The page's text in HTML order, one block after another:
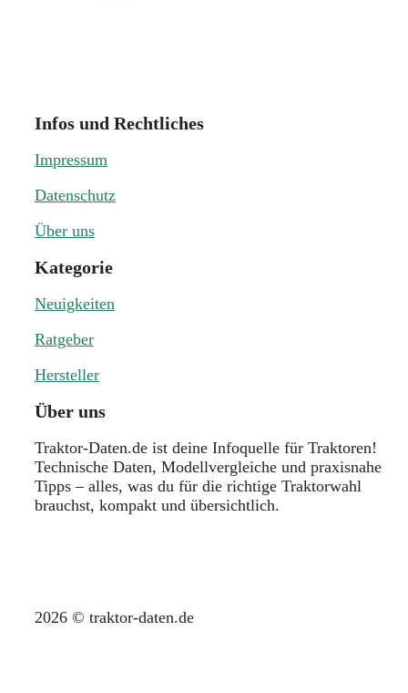
Infos und Rechtliches
Impressum
Datenschutz
Über uns
Kategorie
Neuigkeiten
Ratgeber
Hersteller
Über uns
Traktor-Daten.de ist deine Infoquelle für Traktoren!
Technische Daten, Modellvergleiche und praxisnahe
Tipps – alles, was du für die richtige Traktorwahl
brauchst, kompakt und übersichtlich.
2026 © traktor-daten.de